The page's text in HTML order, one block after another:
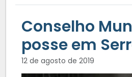
Conselho
posse em
12 de agosto de 2019